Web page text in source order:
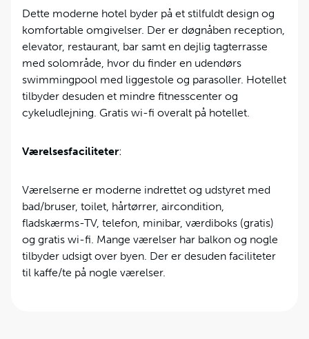
Dette moderne hotel byder på et stilfuldt design og
komfortable omgivelser. Der er døgnåben reception,
elevator, restaurant, bar samt en dejlig tagterrasse
med solområde, hvor du finder en udendørs
swimmingpool med liggestole og parasoller. Hotellet
tilbyder desuden et mindre fitnesscenter og
cykeludlejning. Gratis wi-fi overalt på hotellet.
Værelsesfaciliteter:
Værelserne er moderne indrettet og udstyret med
bad/bruser, toilet, hårtørrer, aircondition,
fladskærms-TV, telefon, minibar, værdiboks (gratis)
og gratis wi-fi. Mange værelser har balkon og nogle
tilbyder udsigt over byen. Der er desuden faciliteter
til kaffe/te på nogle værelser.